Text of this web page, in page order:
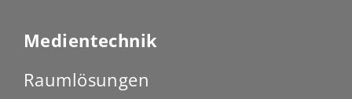
Medientechnik
Raumlösungen